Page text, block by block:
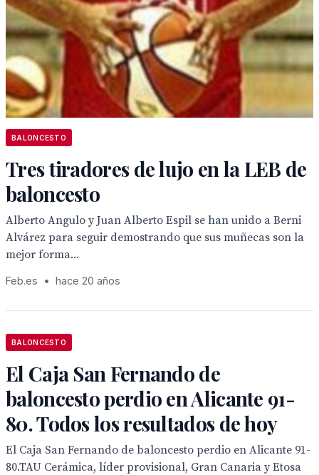
BALONCESTO
Tres tiradores de lujo en la LEB de
baloncesto
Alberto Angulo y Juan Alberto Espil se han unido a Berni
Alvárez para seguir demostrando que sus muñecas son la
mejor forma...
Feb.es • hace 20 años
BALONCESTO
El Caja San Fernando de
baloncesto perdio en Alicante 91-
80. Todos los resultados de hoy
El Caja San Fernando de baloncesto perdio en Alicante 91-
80.TAU Cerámica, líder provisional, Gran Canaria y Etosa